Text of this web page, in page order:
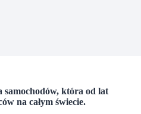
która od lat
na całym świecie.